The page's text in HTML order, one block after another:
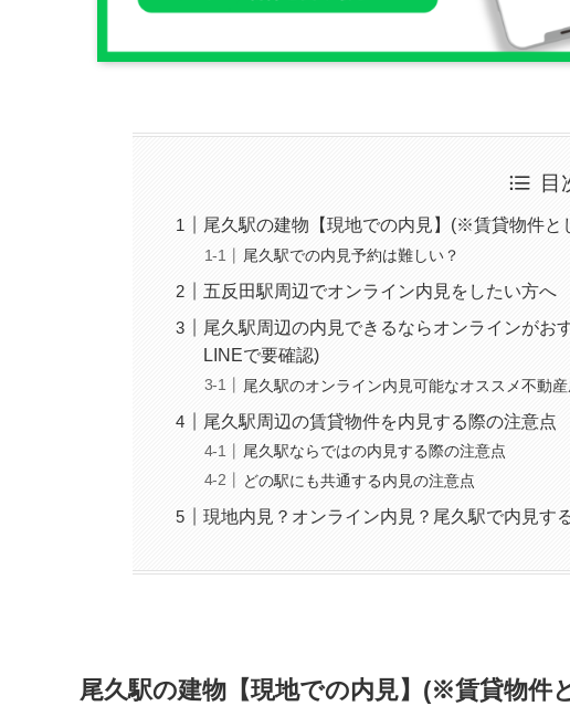
目
尾久駅の建物【現地での内見】(※賃貸物件と
尾久駅での内見予約は難しい？
五反田駅周辺でオンライン内見をしたい方へ
尾久駅周辺の内見できるならオンラインが
LINEで要確認)
尾久駅のオンライン内見可能なオススメ不動産
尾久駅周辺の賃貸物件を内見する際の注意点
尾久駅ならではの内見する際の注意点
どの駅にも共通する内見の注意点
現地内見？オンライン内見？尾久駅で内見す
尾久駅の建物【現地での内見】(※賃貸物件